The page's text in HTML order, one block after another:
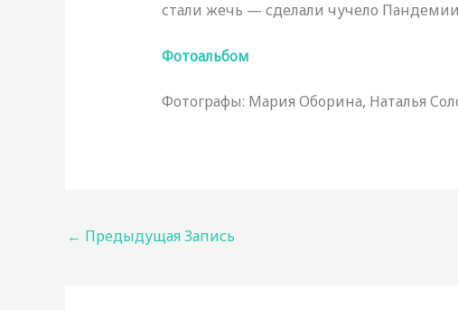
стали жечь — сделали чучело
Фотоальбом
Фотографы: Мария Оборина, Наталья
← Предыдущая Запись